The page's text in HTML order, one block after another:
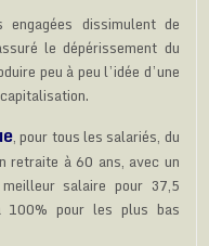
dissimulent de
le dépérissement du
peu à peu l’idée d’une
, pour tous les salariés, du
retraite à 60 ans, avec un
salaire pour 37,5
100% pour les plus bas